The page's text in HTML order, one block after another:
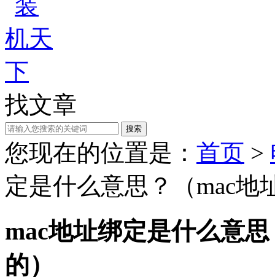
找文章
搜索
您现在的位置是： 首页 >
定是什么意思？（mac地
mac地址绑定是什么意
的）